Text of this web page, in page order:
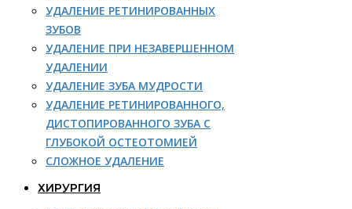
УДАЛЕНИЕ РЕТИНИРОВАННЫХ
ЗУБОВ
УДАЛЕНИЕ ПРИ НЕЗАВЕРШЕННОМ
УДАЛЕНИИ
УДАЛЕНИЕ ЗУБА МУДРОСТИ
УДАЛЕНИЕ РЕТИНИРОВАННОГО,
ДИСТОПИРОВАННОГО ЗУБА С
ГЛУБОКОЙ ОСТЕОТОМИЕЙ
СЛОЖНОЕ УДАЛЕНИЕ
ХИРУРГИЯ